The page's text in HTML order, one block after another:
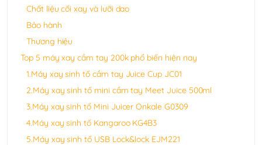
Chất liệu cối xay và lưỡi dao
Bảo hành
Thương hiệu
Top 5 máy xay cầm tay 200k phổ biến hiện nay
1.Máy xay sinh tố cầm tay Juice Cup JC01
2.Máy xay sinh tố mini cầm tay Meet Juice 500ml
3.Máy xay sinh tố Mini Juicer Onkale G0309
4.Máy xay sinh tố Kangaroo KG4B3
5.Máy xay sinh tố USB Lock&lock EJM221